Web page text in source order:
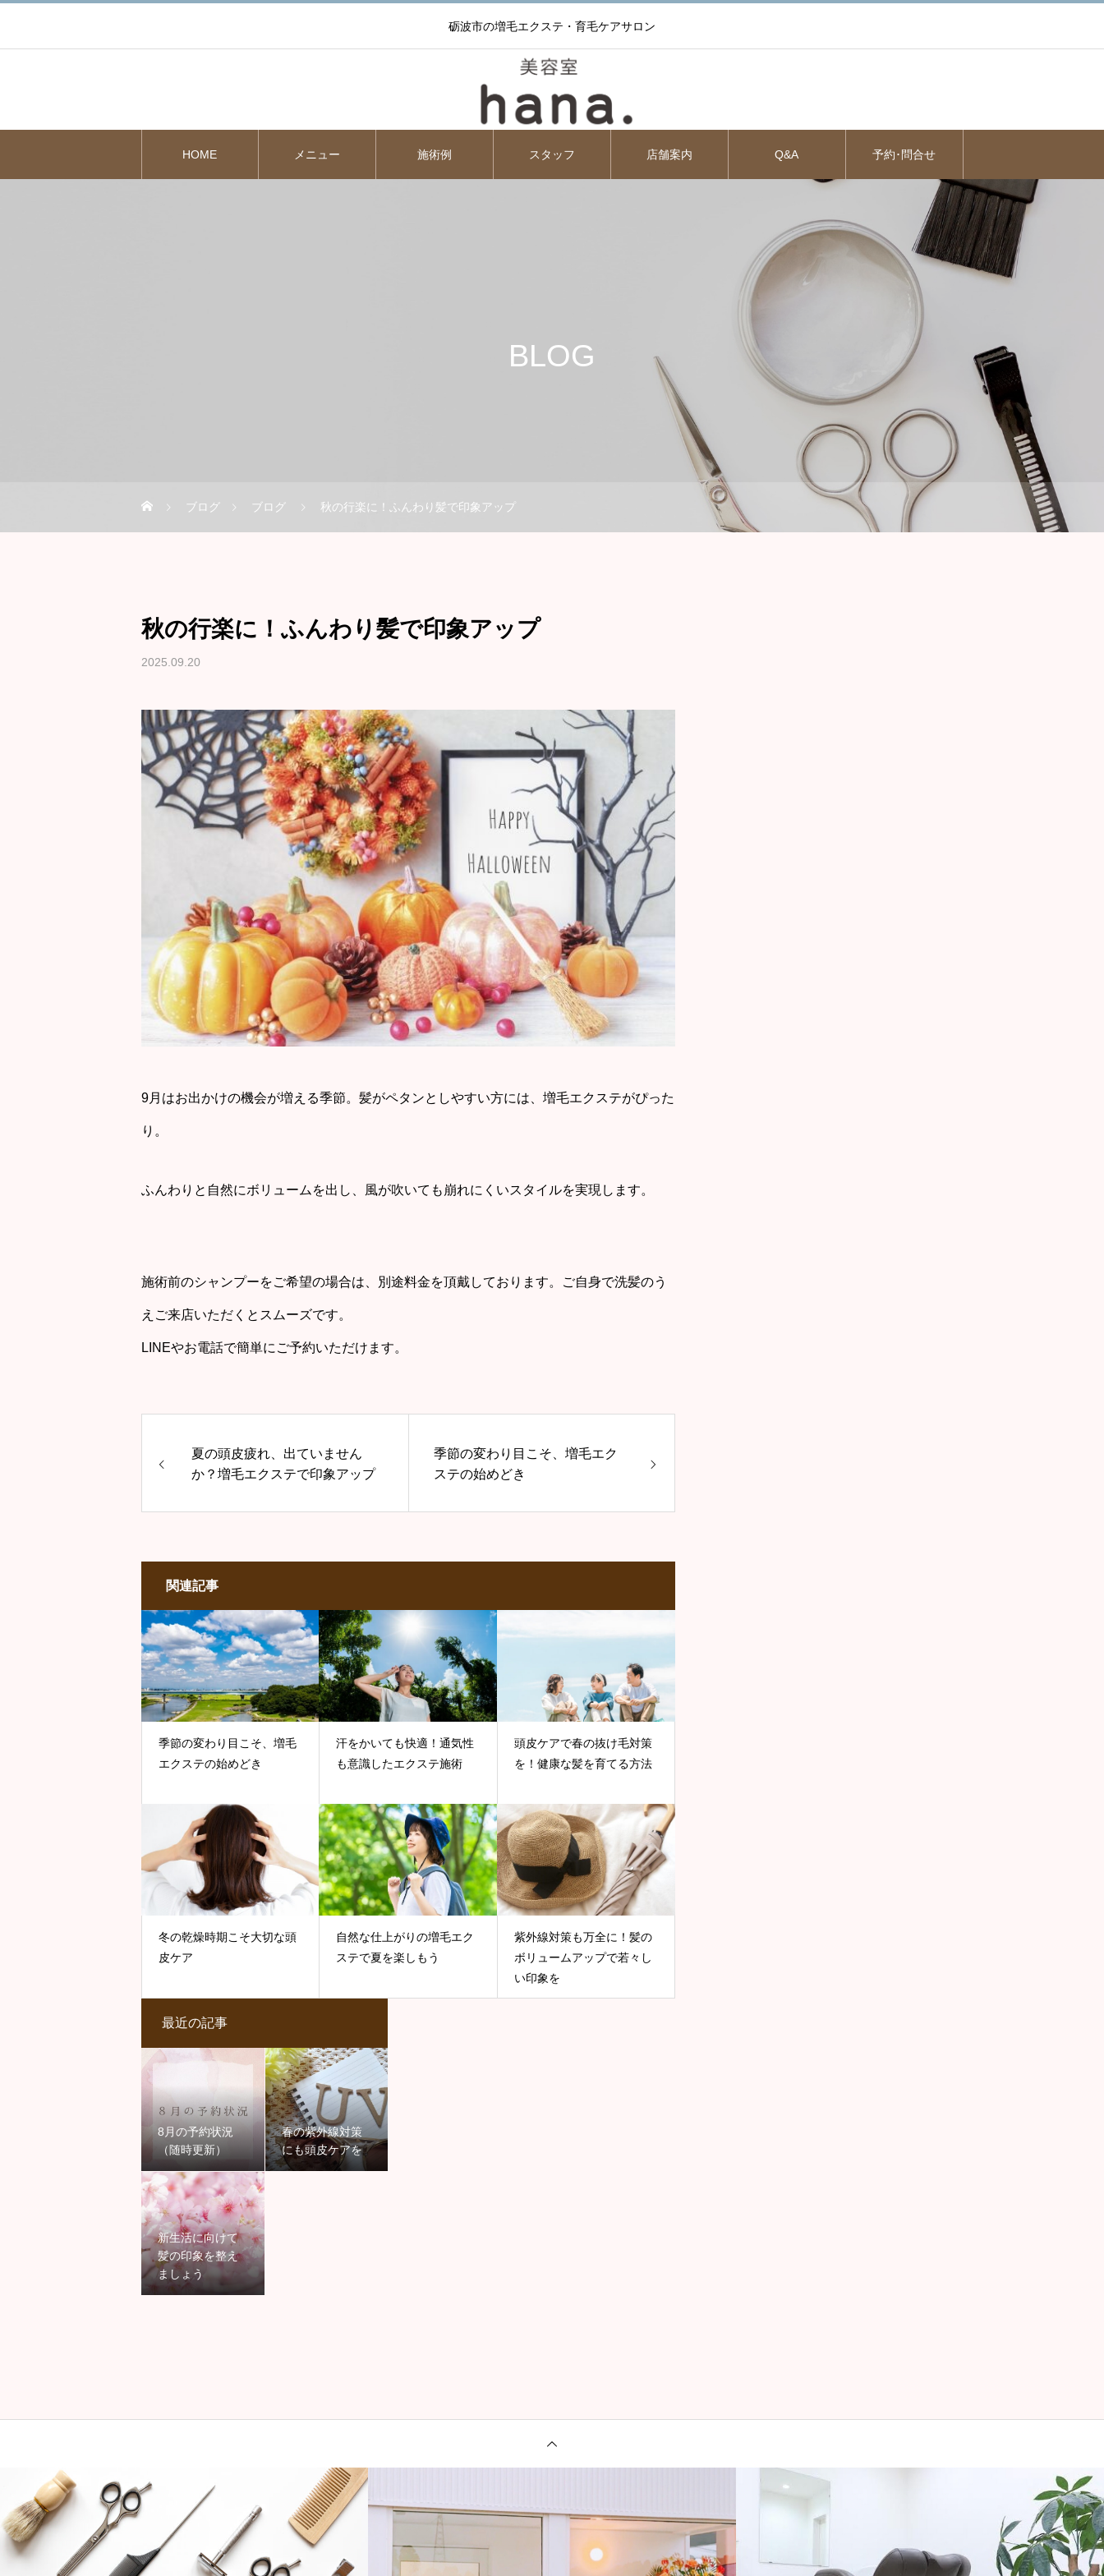
砺波市の増毛エクステ・育毛ケアサロン
HOME メニュー 施術例 スタッフ 店舗案内 Q&A 予約･問合せ
BLOG
ブログ ブログ 秋の行楽に！ふんわり髪で印象アップ
秋の行楽に！ふんわり髪で印象アップ
2025.09.20
9月はお出かけの機会が増える季節。髪がペタンとしやすい方には、増毛エクステがぴった
り。
ふんわりと自然にボリュームを出し、風が吹いても崩れにくいスタイルを実現します。
施術前のシャンプーをご希望の場合は、別途料金を頂戴しております。ご自身で洗髪のう
えご来店いただくとスムーズです。
LINEやお電話で簡単にご予約いただけます。
夏の頭皮疲れ、出ていません
か？増毛エクステで印象アップ
季節の変わり目こそ、増毛エク
ステの始めどき
関連記事
季節の変わり目こそ、増毛
エクステの始めどき
汗をかいても快適！通気性
も意識したエクステ施術
頭皮ケアで春の抜け毛対策
を！健康な髪を育てる方法
冬の乾燥時期こそ大切な頭
皮ケア
自然な仕上がりの増毛エク
ステで夏を楽しもう
紫外線対策も万全に！髪の
ボリュームアップで若々し
い印象を
最近の記事
8月の予約状況
（随時更新）
春の紫外線対策
にも頭皮ケアを
新生活に向けて
髪の印象を整え
ましょう